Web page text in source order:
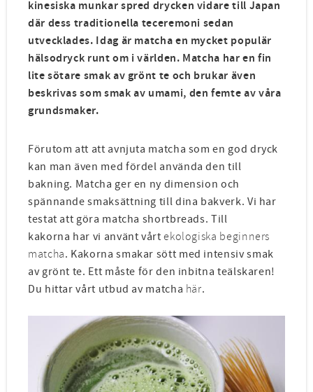
kinesiska munkar spred drycken vidare till Japan
där dess traditionella teceremoni sedan
utvecklades. Idag är matcha en mycket populär
hälsodryck runt om i världen. Matcha har en fin
lite sötare smak av grönt te och brukar även
beskrivas som smak av umami, den femte av våra
grundsmaker.
Förutom att att avnjuta matcha som en god dryck
kan man även med fördel använda den till
bakning. Matcha ger en ny dimension och
spännande smaksättning till dina bakverk. Vi har
testat att göra matcha shortbreads. Till
kakorna har vi använt vårtekologiska beginners
matcha. Kakorna smakar sött med intensiv smak
av grönt te. Ett måste för den inbitna teälskaren!
Du hittar vårt utbud av matcha här.